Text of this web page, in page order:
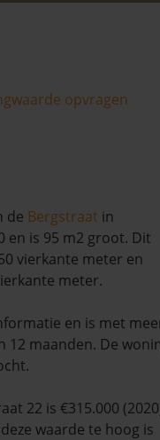
opvragen
de Bergstraat in
en is 95 m2 groot. Dit
vierkante meter en
meter.
en is met
12 maanden. De
22 is €315.000
waarde te hoog is